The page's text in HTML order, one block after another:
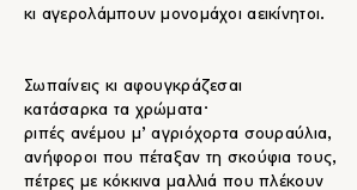
κι αγερολάμπουν μονομάχοι αεικίνητοι.
Σωπαίνεις κι αφουγκράζεσαι
κατάσαρκα τα χρώματα·
ριπές ανέμου μ’ αγριόχορτα σουραύλια,
ανήφοροι που πέταξαν τη σκούφια τους,
πέτρες με κόκκινα μαλλιά που πλέκουν